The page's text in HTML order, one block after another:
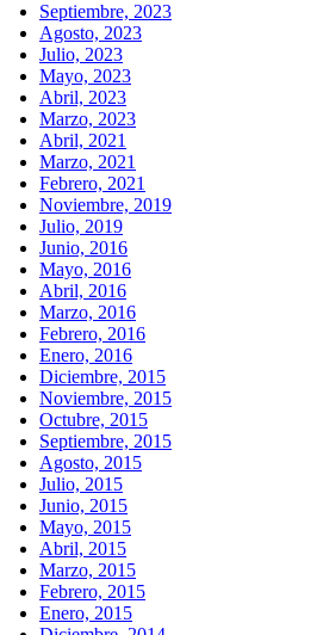
Septiembre, 2023
Agosto, 2023
Julio, 2023
Mayo, 2023
Abril, 2023
Marzo, 2023
Abril, 2021
Marzo, 2021
Febrero, 2021
Noviembre, 2019
Julio, 2019
Junio, 2016
Mayo, 2016
Abril, 2016
Marzo, 2016
Febrero, 2016
Enero, 2016
Diciembre, 2015
Noviembre, 2015
Octubre, 2015
Septiembre, 2015
Agosto, 2015
Julio, 2015
Junio, 2015
Mayo, 2015
Abril, 2015
Marzo, 2015
Febrero, 2015
Enero, 2015